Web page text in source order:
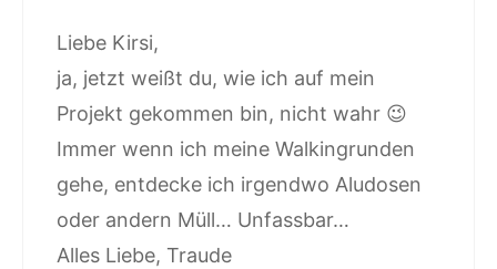
Liebe Kirsi,
ja, jetzt weißt du, wie ich auf mein
Projekt gekommen bin, nicht wahr 😉
Immer wenn ich meine Walkingrunden
gehe, entdecke ich irgendwo Aludosen
oder andern Müll… Unfassbar…
Alles Liebe, Traude